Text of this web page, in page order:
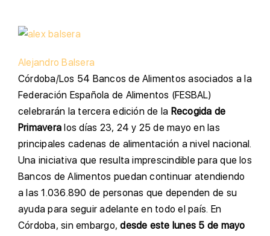
Alejandro Balsera
Córdoba/Los 54 Bancos de Alimentos asociados a la
Federación Española de Alimentos (FESBAL)
celebrarán la tercera edición de la Recogida de
Primavera los días 23, 24 y 25 de mayo en las
principales cadenas de alimentación a nivel nacional.
Una iniciativa que resulta imprescindible para que los
Bancos de Alimentos puedan continuar atendiendo
a las 1.036.890 de personas que dependen de su
ayuda para seguir adelante en todo el país. En
Córdoba, sin embargo,desde este lunes 5 de mayo